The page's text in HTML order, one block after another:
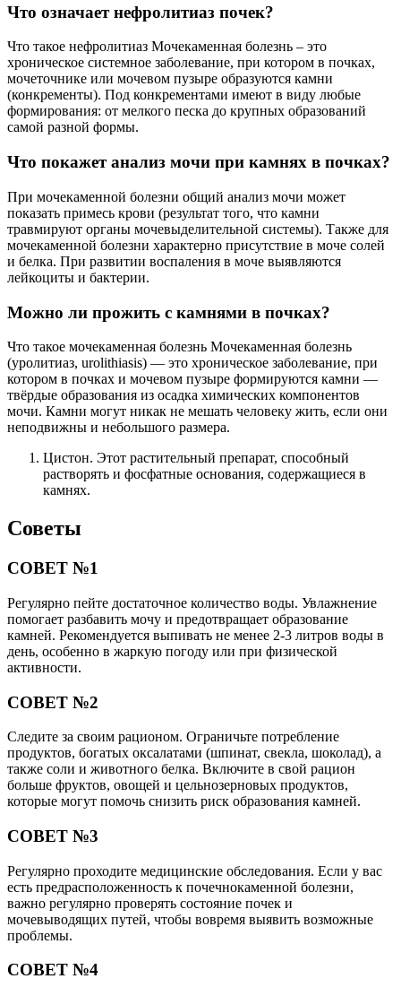
Что означает нефролитиаз почек?
Что такое нефролитиаз Мочекаменная болезнь – это
хроническое системное заболевание, при котором в почках,
мочеточнике или мочевом пузыре образуются камни
(конкременты). Под конкрементами имеют в виду любые
формирования: от мелкого песка до крупных образований
самой разной формы.
Что покажет анализ мочи при камнях в почках?
При мочекаменной болезни общий анализ мочи может
показать примесь крови (результат того, что камни
травмируют органы мочевыделительной системы). Также для
мочекаменной болезни характерно присутствие в моче солей
и белка. При развитии воспаления в моче выявляются
лейкоциты и бактерии.
Можно ли прожить с камнями в почках?
Что такое мочекаменная болезнь Мочекаменная болезнь
(уролитиаз, urolithiasis) — это хроническое заболевание, при
котором в почках и мочевом пузыре формируются камни —
твёрдые образования из осадка химических компонентов
мочи. Камни могут никак не мешать человеку жить, если они
неподвижны и небольшого размера.
Цистон. Этот растительный препарат, способный
растворять и фосфатные основания, содержащиеся в
камнях.
Советы
СОВЕТ №1
Регулярно пейте достаточное количество воды. Увлажнение
помогает разбавить мочу и предотвращает образование
камней. Рекомендуется выпивать не менее 2-3 литров воды в
день, особенно в жаркую погоду или при физической
активности.
СОВЕТ №2
Следите за своим рационом. Ограничьте потребление
продуктов, богатых оксалатами (шпинат, свекла, шоколад), а
также соли и животного белка. Включите в свой рацион
больше фруктов, овощей и цельнозерновых продуктов,
которые могут помочь снизить риск образования камней.
СОВЕТ №3
Регулярно проходите медицинские обследования. Если у вас
есть предрасположенность к почечнокаменной болезни,
важно регулярно проверять состояние почек и
мочевыводящих путей, чтобы вовремя выявить возможные
проблемы.
СОВЕТ №4